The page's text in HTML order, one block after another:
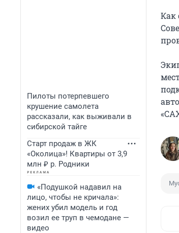
Пилоты потерпевшего
крушение самолета
рассказали, как выживали в
сибирской тайге
Старт продаж в ЖК
«Околица»! Квартиры от 3,9
млн ₽ р. Родники
«Подушкой надавил на
лицо, чтобы не кричала»:
жених убил модель и год
возил ее труп в чемодане —
видео
Как